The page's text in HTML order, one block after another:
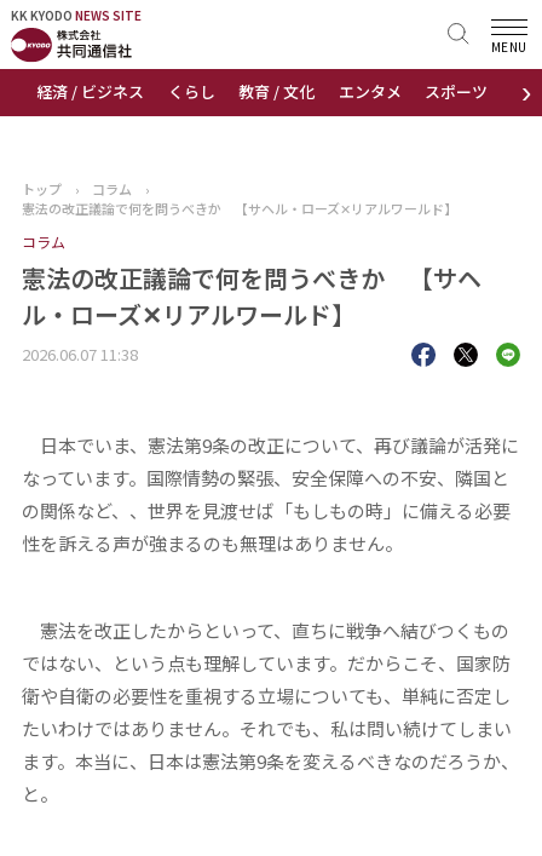
KK KYODO NEWS SITE
›
経済 / ビジネス くらし 教育 / 文化 エンタメ スポーツ 地域
MENU
KK KYODONEWS SITE
トップページ
ニュース
おすすめコンテンツ
出版物
トップ › コラム
›
憲法の改正議論で何を問うべきか 【サヘル・ローズ✕リアルワールド】
コラム
憲法の改正議論で何を問うべきか 【サヘ
ル・ローズ✕リアルワールド】
2026.06.07 11:38
日本でいま、憲法第9条の改正について、再び議論が活発に
なっています。国際情勢の緊張、安全保障への不安、隣国と
の関係など、、世界を見渡せば「もしもの時」に備える必要
性を訴える声が強まるのも無理はありません。
憲法を改正したからといって、直ちに戦争へ結びつくもの
ではない、という点も理解しています。だからこそ、国家防
衛や自衛の必要性を重視する立場についても、単純に否定し
たいわけではありません。それでも、私は問い続けてしまい
ます。本当に、日本は憲法第9条を変えるべきなのだろうか、
と。